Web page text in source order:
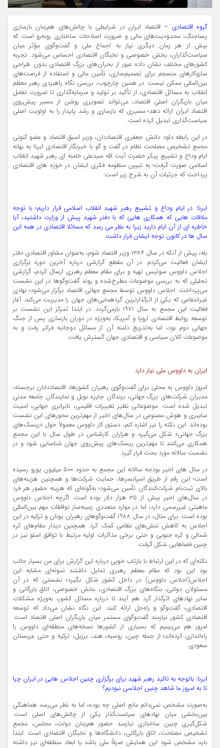
گروه اقتصادی – اقتصاد ایران در شرایطی با چالش‌های هم‌زمان بازسازی
پساجنگ، محدودیت‌های مالی و ضرورت اصلاحات ساختاری روبه‌رو است که
بیش از هر زمان دیگری نیاز به اجماع ملی و گفت‌وگوی مؤثر میان
سیاست‌گذاران، بخش خصوصی و نخبگان اقتصادی احساس می‌شود. تجربه
کشورهای مختلف نشان داده عبور از بحران‌های بزرگ اقتصادی بدون طراحی
سازوکارهای منسجم برای تصمیم‌سازی، تأمین مالی و استفاده از فرصت‌های
بین‌المللی ممکن نیست. در همین چارچوب، بررسی نگاه راهبردی رهبر معظم
انقلاب به مسائل اقتصادی، از تأکید بر تولید و سرمایه‌گذاری تا ضرورت تعامل
میان بازیگران اصلی اقتصاد، می‌تواند تصویری روشن از مسیر پیش‌روی
اقتصاد ایران ارائه دهد؛ مسیری که بازسازی و رشد پایدار را به اولویت اصلی
سیاست‌گذاری تبدیل کرده است.
در این رابطه داود دانش جعفری اقتصاددان، وزیر اسبق اقتصاد و عضو کنونی
مجمع تشخیص مصلحت نظام در گفت و گو با خبرنگار اقتصادی ایرنا به بهانه
ایام وداع و تشییع پیکر حضرت آیت الله سیدعلی خامنه ای رهبر شهید انقلاب
اسلامی صورت گرفت؛ به تبیین منظومه فکری ایشان در حوزه های اقتصادی
پرداخت که جزئیات آن به شرح زیر است:
ایرنا: در ایام وداع و تشییع رهبر شهید انقلاب اسلامی قرار داریم؛ با توجه
ملاقات هایی که همکاری هایی که با دفتر شهید پیش از وزارت داشتید، آیا
خاطره ای از آن ایام دارید زیرا به نظر می رسد که مسائلا اقتصادی در همه این
سال ها در کانون توجه ایشان قرار داشت.
بله، پیش از آنکه در سال ۱۳۸۴ وزیر اقتصاد شوم، به‌عنوان مشاور اقتصادی دفتر
ایشان فعالیت می‌کردم. در آن مقطع گزارشی درباره آخرین دوره برگزاری
اجلاس داووس سوئیس تهیه و برای مقام معظم رهبری ارسال کردم، گزارشی
تحلیلی که به بررسی موضوعات مطرح‌شده و روند گفت‌وگوها در این نشست
می‌پرداخت. اجلاس داووس توسط مجمع جهانی اقتصاد برگزار می‌شود؛ نهادی
غیرانتفاعی که یکی از اثرگذارترین گردهمایی‌های جهان را مدیریت می‌کند. آغاز
فعالیت این مجمع به سال ۱۹۷۱ بازمی‌گردد. در ابتدا تمرکز این نشست بر
توسعه روابط اقتصادی اروپا و آمریکا، به‌ویژه در دوران بازسازی پس از جنگ
جهانی دوم بود، اما به‌تدریج دامنه آن از مسائل دوجانبه فراتر رفت و به
موضوعات کلان سیاسی و اقتصادی جهان گسترش یافت.
ایران به داووس ملی نیاز دارد
امروز داووس به محلی برای گفت‌وگوی رهبران کشورها، اقتصاددانان برجسته،
مدیران شرکت‌های بزرگ جهانی، برندگان جایزه نوبل و نمایندگان جامعه مدنی
تبدیل شده است. موضوعاتی نظیر تغییرات اقلیمی، نابرابری جهانی، امنیت
سایبری و هوش مصنوعی در سال‌های اخیر از مهم‌ترین محورهای این نشست
بوده‌اند. این نکته را نیز اشاره کنم، دستور کار داووس معمولاً حول «ریسک‌های
بزرگ جهانی» شکل می‌گیرد و هزاران کارشناس در طول سال با این مجمع
همکاری می‌کنند تا مهم‌ترین ریسک‌های پیش‌روی جهان شناسایی شود و در
نشست سالانه مورد بحث قرار گیرد.
در سال های اخیر بودجه سالانه این مجمع به حدود ۵۰۰ میلیون یورو رسیده
است؛ این رقم از طریق اسپانسرها، حمایت شرکت‌ها و همچنین هزینه‌های
بالای ثبت‌نام شرکت‌کنندگان تأمین می‌شود؛ به‌گونه‌ای که هزینه حضور هر فرد
در سال‌های اخیر بیش از ۳۵ هزار دلار بوده است. اگرچه اجلاس داووس
ماهیتی غیررسمی دارد، اما در موارد متعددی زمینه‌ساز توافقات مهم بین‌المللی
بوده است. برای مثال، در سال ۱۹۸۸ گفت‌وگوهای رهبران یونان و ترکیه در این
اجلاس به کاهش تنش‌های نظامی کمک کرد. همچنین دیدار مقام‌های کره
شمالی و کره جنوبی و حتی برخی مذاکرات اولیه مرتبط با توافق اسلو نیز در
چنین فضاهایی شکل گرفت.
نکته‌ای که در این ارتباط با بازتاب خوبی درباره این گزارش برای من بسیار جالب
بود این بود که مقام معظم رهبری تمایل داشتند نمونه‌ای مشابه این
اجلاس(اجلاس داووس) در داخل کشور شکل بگیرد؛ نشستی که در آن
مسئولان دولتی، بنگاه‌های بزرگ اقتصادی، بخش خصوصی، اتاق بازرگانی و
سایر نهادهای اثرگذار گرد هم آیند تا درباره مسائل کشور، به‌ویژه مشکلات
اقتصادی، گفت‌وگو و راه‌حل ارائه کنند. این نگاه نشان می‌داد که توسعه
اقتصادی کشور نیازمند گفت‌وگوی مستمر میان بازیگران اصلی اقتصاد است.
امروز هم می‌بینیم که بسیاری از کشورها نسخه‌های منطقه‌ای داووس را
راه‌اندازی کرده‌اند؛ از جمله چین، روسیه، هند، برزیل، ترکیه و حتی عربستان
سعودی.
ایرنا: باتوجه به تاکید رهبر شهید برای برگزاری چنین اجلاس هایی در ایران چرا
تا به امروز ما شاهد چنین اجلاسی نبودیم؟
به‌صورت مشخص نمی‌دانم مانع اصلی چه بوده، اما به نظر می‌رسد هماهنگی
بین‌بخشی میان نهادهای سیاست‌گذار یکی از چالش‌های اصلی است.
شکل‌گیری چنین ساختاری نیازمند حضور هم‌زمان دولت، مجلس، مجمع
تشخیص مصلحت، اتاق بازرگانی، دانشگاه‌ها و نخبگان اقتصادی است. ابتدا
باید مشخص شود این همایش صرفاً ملی باشد یا ابعاد منطقه‌ای نیز داشته